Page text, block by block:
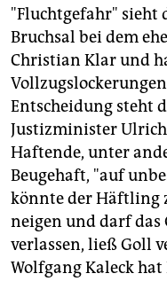
genossenschaft
epaper login
"Fluchtgefahr" sieht
Bruchsal bei dem
Christian Klar und
Entscheidung steht
Justizminister Ulrich
Haftende, unter
Beugehaft, "auf
könnte der Häftling
neigen und darf
verlassen, ließ Goll
Wolfgang Kaleck